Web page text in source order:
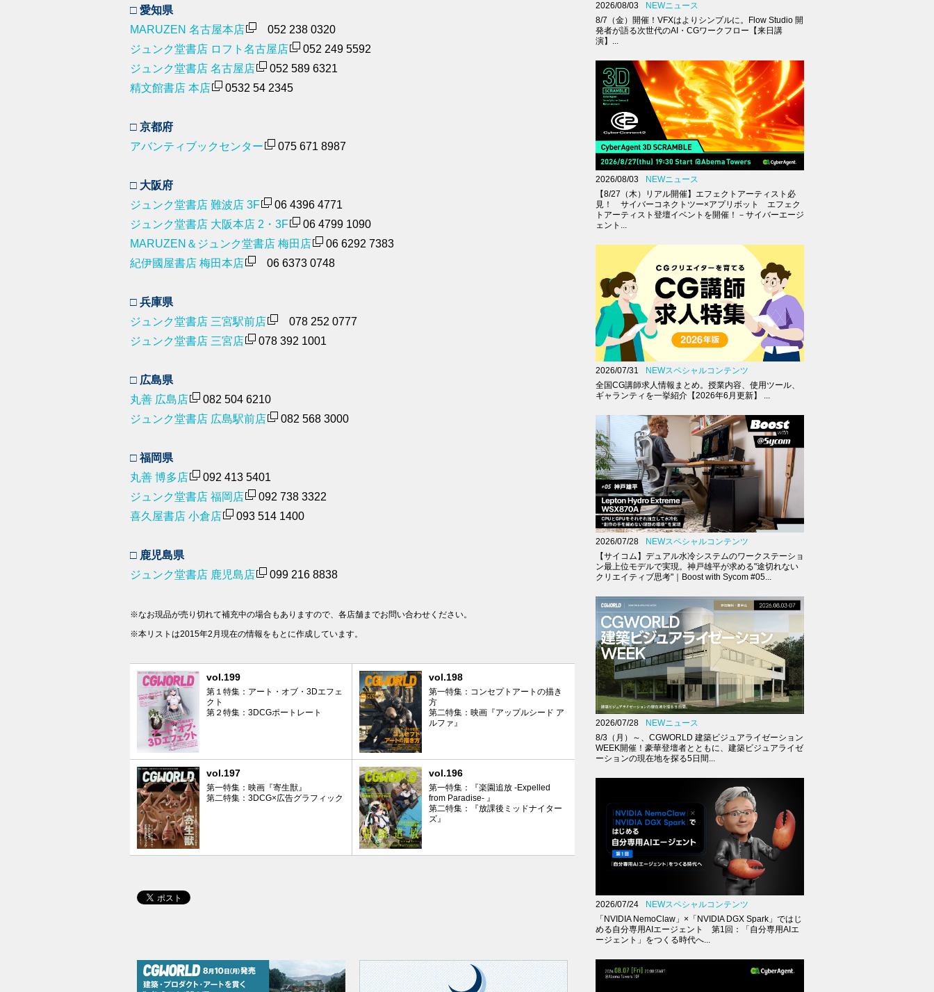
□ 愛知県
MARUZEN 名古屋本店
052 238 0320
ジュンク堂書店 ロフト名古屋店
052 249 5592
ジュンク堂書店 名古屋店
052 589 6321
精文館書店 本店
0532 54 2345
□ 京都府
アバンティブックセンター
075 671 8987
□ 大阪府
ジュンク堂書店 難波店 3F
06 4396 4771
ジュンク堂書店 大阪本店 2・3F
06 4799 1090
MARUZEN＆ジュンク堂書店 梅田店
06 6292 7383
紀伊國屋書店 梅田本店
06 6373 0748
□ 兵庫県
ジュンク堂書店 三宮駅前店
078 252 0777
ジュンク堂書店 三宮店
078 392 1001
□ 広島県
丸善 広島店
082 504 6210
ジュンク堂書店 広島駅前店
082 568 3000
□ 福岡県
丸善 博多店
092 413 5401
ジュンク堂書店 福岡店
092 738 3322
喜久屋書店 小倉店
093 514 1400
□ 鹿児島県
ジュンク堂書店 鹿児島店
099 216 8838
※なお現品が売り切れて補充中の場合もありますので、各店舗までお問い合わせください。
※本リストは2015年2月現在の情報をもとに作成しています。
vol.199
第１特集：アート・オブ・3Dエフェ
クト
第２特集：3DCGポートレート
vol.198
第一特集：コンセプトアートの描き
方
第二特集：映画『アップルシード ア
ルファ』
vol.197
第一特集：映画『寄生獣』
第二特集：3DCG×広告グラフィック
vol.196
第一特集：『楽園追放 -Expelled
from Paradise- 』
第二特集：『放課後ミッドナイター
ズ』
2026/08/03
NEWニュース
8/7（金）開催！VFXはよりシンプルに。Flow Studio 開
発者が語る次世代のAI・CGワークフロー【来日講
演】...
2026/08/03
NEWニュース
【8/27（木）リアル開催】エフェクトアーティスト必
見！ サイバーコネクトツー×アプリボット エフェク
トアーティスト登壇イベントを開催！－サイバーエージ
ェント...
2026/07/31
NEWスペシャルコンテンツ
全国CG講師求人情報まとめ。授業内容、使用ツール、
ギャランティを一挙紹介【2026年6月更新】 ...
2026/07/28
NEWスペシャルコンテンツ
【サイコム】デュアル水冷システムのワークステーショ
ン最上位モデルで実現。神戸雄平が求める"途切れない
クリエイティブ思考"｜Boost with Sycom #05...
2026/07/28
NEWニュース
8/3（月）～、CGWORLD 建築ビジュアライゼーション
WEEK開催！豪華登壇者とともに、建築ビジュアライゼ
ーションの現在地を探る5日間...
2026/07/24
NEWスペシャルコンテンツ
「NVIDIA NemoClaw」×「NVIDIA DGX Spark」ではじ
める自分専用AIエージェント 第1回：「自分専用AIエ
ージェント」をつくる時代へ...